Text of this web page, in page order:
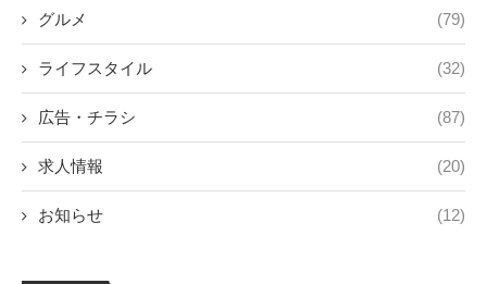
グルメ (79)
ライフスタイル (32)
広告・チラシ (87)
求人情報 (20)
お知らせ (12)